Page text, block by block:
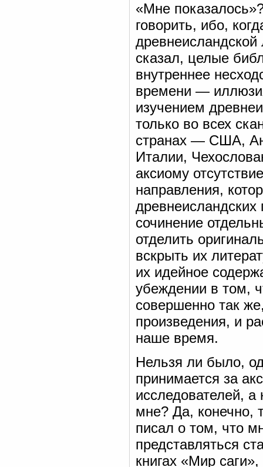
«Мне
говорить, ибо,
сказал, целые
внутреннее
времени —
изучением
только во всех
странах — США,
Италии,
аксиому
направления,
древнеисландских
сочинение
отделить
вскрыть их
их идейное
убеждении в том,
совершенно так
произведения, и
наше время.
Нельзя ли было,
принимается за
исследователей, а
мне? Да, конечно,
писал о том, что
представляться
книгах «Мир